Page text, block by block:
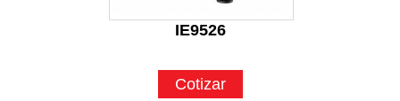
IE9526
Cotizar